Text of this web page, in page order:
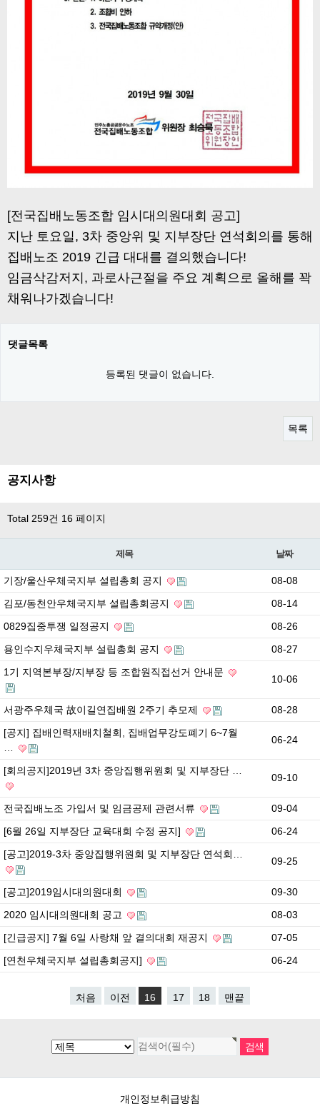
[전국집배노동조합 임시대의원대회 공고]
지난 토요일, 3차 중앙위 및 지부장단 연석회의를 통해
집배노조 2019 긴급 대대를 결의했습니다!
임금삭감저지, 과로사근절을 주요 계획으로 올해를 꽉
채워나가겠습니다!
댓글목록
등록된 댓글이 없습니다.
목록
공지사항
Total 259건 16 페이지
제목 날짜
기장/울산우체국지부 설립총회 공지
08-08
김포/동천안우체국지부 설립총회공지
08-14
0829집중투쟁 일정공지
08-26
용인수지우체국지부 설립총회 공지
08-27
1기 지역본부장/지부장 등 조합원직접선거 안내문
10-06
서광주우체국 故이길연집배원 2주기 추모제
08-28
[공지] 집배인력재배치철회, 집배업무강도폐기 6~7월
…
06-24
[회의공지]2019년 3차 중앙집행위원회 및 지부장단 …
09-10
전국집배노조 가입서 및 임금공제 관련서류
09-04
[6월 26일 지부장단 교육대회 수정 공지]
06-24
[공고]2019-3차 중앙집행위원회 및 지부장단 연석회…
09-25
[공고]2019임시대의원대회
09-30
2020 임시대의원대회 공고
08-03
[긴급공지] 7월 6일 사랑채 앞 결의대회 재공지
07-05
[연천우체국지부 설립총회공지]
06-24
처음 이전 16 17 18 맨끝
개인정보취급방침